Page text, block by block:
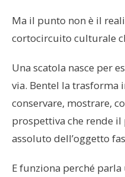
Ma il punto non è il
cortocircuito culturale
Una scatola nasce per
via. Bentel la trasforma
conservare, mostrare,
prospettiva che rende
assoluto dell’oggetto
E funziona perché